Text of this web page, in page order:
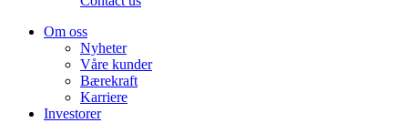
Om oss
Nyheter
Våre kunder
Bærekraft
Karriere
Investorer